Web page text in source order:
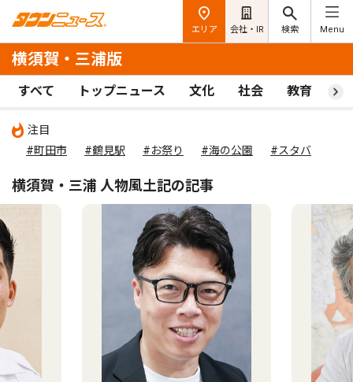
エリア 会社・IR 検索 Menu
横須賀・三浦版
すべて トップニュース 文化 社会 教育 ス
注目
#町田市
#鶴見駅 #お祭り #海の公園 #スタバ
横須賀・三浦 人物風土記の記事